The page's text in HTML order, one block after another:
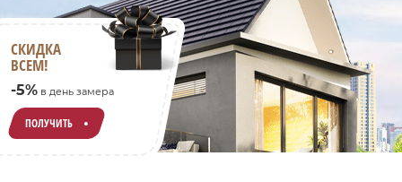
СКИДКА
ВСЕМ!
-5% в день замера
ПОЛУЧИТЬ